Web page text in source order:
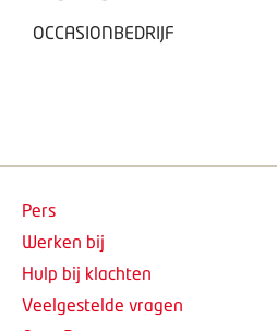
OCCASIONBEDRIJF
Pers
Werken bij
Hulp bij klachten
Veelgestelde vragen